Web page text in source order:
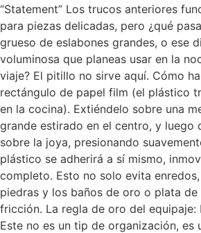
“Statement” Los trucos anteriores
para piezas delicadas, pero ¿qué
grueso de eslabones grandes, o ese
voluminosa que planeas usar en la
viaje? El pitillo no sirve aquí. Cómo
rectángulo de papel film (el plástico
en la cocina). Extiéndelo sobre una
grande estirado en el centro, y luego
sobre la joya, presionando
plástico se adherirá a sí mismo,
completo. Esto no solo evita
piedras y los baños de oro o plata
fricción. La regla de oro del equipaje:
Este no es un tip de organización, es